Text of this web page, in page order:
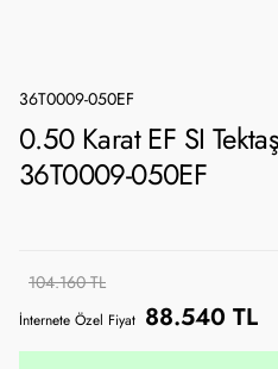
36T0009-050EF
0.50 Karat EF SI
36T0009-050EF
104.160 TL
İnternete Özel Fiyat 88.540 TL